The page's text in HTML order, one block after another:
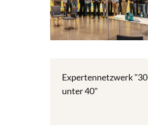
Expertennetzwerk "30
unter 40"